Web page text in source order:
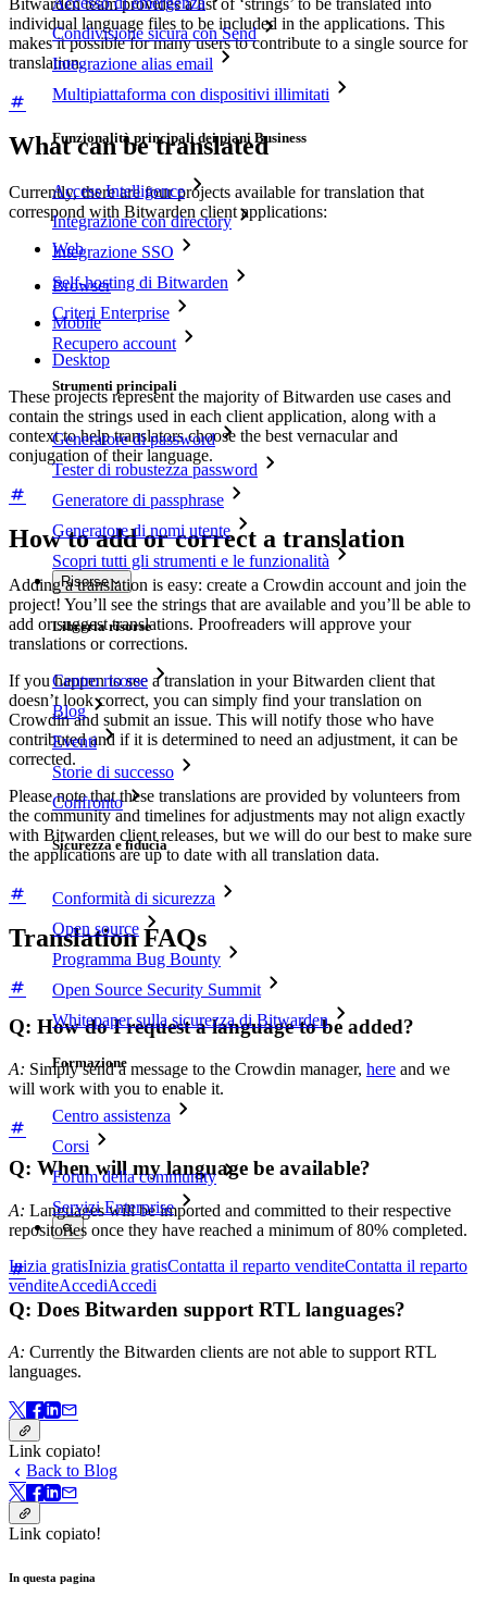
Condivisione sicura con Send
Integrazione alias email
Multipiattaforma con dispositivi illimitati
Funzionalità principali dei piani Business
Access Intelligence
Integrazione con directory
Integrazione SSO
Self-hosting di Bitwarden
Criteri Enterprise
Recupero account
Strumenti principali
Generatore di password
Tester di robustezza password
Generatore di passphrase
Generatore di nomi utente
Scopri tutti gli strumenti e le funzionalità
Risorse
Libreria risorse
Centro risorse
Blog
Eventi
Storie di successo
Confronto
Sicurezza e fiducia
Conformità di sicurezza
Open source
Programma Bug Bounty
Open Source Security Summit
Whitepaper sulla sicurezza di Bitwarden
Formazione
Centro assistenza
Corsi
Forum della community
Servizi Enterprise
Inizia gratisInizia gratisContatta il reparto venditeContatta il reparto
venditeAccediAccedi
individual language files to be included in the applications. This
makes it possible for many users to contribute to a single source for
translation.
What can be translated
Currently, there are four projects available for translation that
correspond with Bitwarden client applications:
Web
Browser
Mobile
Desktop
These projects represent the majority of Bitwarden use cases and
contain the strings used in each client application, along with a
context to help translators choose the best vernacular and
conjugation of their language.
How to add or correct a translation
Adding a translation is easy: create a Crowdin account and join the
project! You’ll see the strings that are available and you’ll be able to
add or suggest translations. Proofreaders will approve your
translations or corrections.
If you happen to see a translation in your Bitwarden client that
doesn’t look correct, you can simply find your translation on
Crowdin and submit an issue. This will notify those who have
contributed and if it is determined to need an adjustment, it can be
corrected.
Please note that these translations are provided by volunteers from
the community and timelines for adjustments may not align exactly
with Bitwarden client releases, but we will do our best to make sure
the applications are up to date with all translation data.
Translation FAQs
Q: How do I request a language to be added?
A: Simply send a message to the Crowdin manager, here and we
will work with you to enable it.
Q: When will my language be available?
A: Languages will be imported and committed to their respective
repositories once they have reached a minimum of 80% completed.
Q: Does Bitwarden support RTL languages?
A: Currently the Bitwarden clients are not able to support RTL
languages.
Link copiato!
Back to Blog
Link copiato!
In questa pagina